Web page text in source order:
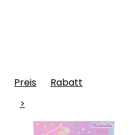
Preis
Rabatt
>